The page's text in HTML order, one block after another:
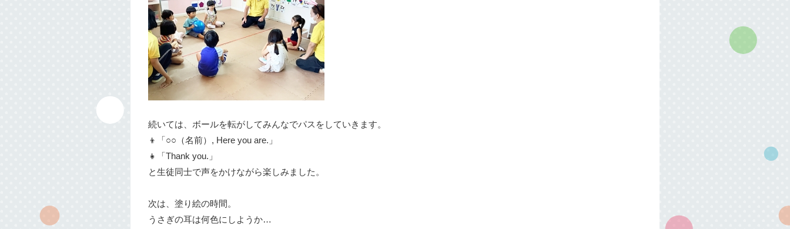
続いては、ボールを転がしてみんなでパスをしていきます。
👦「○○（名前）, Here you are.」
👧「Thank you.」
と生徒同士で声をかけながら楽しみました。
次は、塗り絵の時間。
うさぎの耳は何色にしようか…